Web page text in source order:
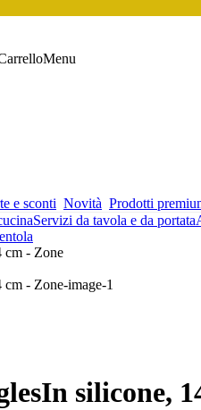
Menu
e sconti Novità Prodotti
Servizi da tavola e da portata
In silicone,